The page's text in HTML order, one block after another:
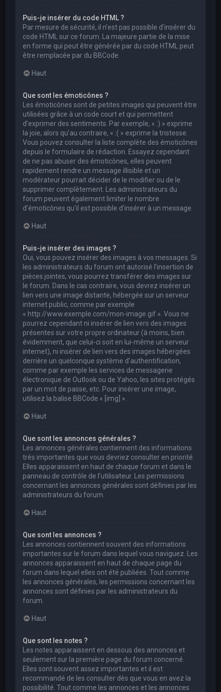
Puis-je insérer du code HTML ?
Par mesure de sécurité, il n’est pas possible d’insérer du
code HTML sur ce forum. La majeure partie de la mise
en forme qui peut être générée par du code HTML peut
être remplacée par du BBCode.
Haut
Que sont les émoticônes ?
Les émoticônes sont de petites images qui peuvent être
utilisées grâce à un code court et qui permettent
d’exprimer des sentiments. Par exemple, « :) » exprime
la joie, alors qu’au contraire, « :( » exprime la tristesse.
Vous pouvez consulter la liste complète des émoticônes
depuis le formulaire de rédaction. Essayez cependant
de ne pas abuser des émoticônes, elles peuvent
rapidement rendre un message illisible et un
modérateur pourrait décider de le modifier ou de le
supprimer complètement. Les administrateurs du
forum peuvent également limiter le nombre
d’émoticônes qu’il est possible d’insérer à un message.
Haut
Puis-je insérer des images ?
Oui, vous pouvez insérer des images à vos messages. Si
les administrateurs du forum ont autorisé l’insertion de
pièces jointes, vous pourrez transférer des images sur
le forum. Dans le cas contraire, vous devrez insérer un
lien vers une image distante, hébergée sur un serveur
internet public, comme par exemple
« http://www.exemple.com/mon-image.gif ». Vous ne
pourrez cependant ni insérer de lien vers des images
présentes sur votre propre ordinateur (à moins, bien
évidemment, que celui-ci soit en lui-même un serveur
internet), ni insérer de lien vers des images hébergées
derrière un quelconque système d’authentification,
comme par exemple les services de messagerie
électronique de Outlook ou de Yahoo, les sites protégés
par un mot de passe, etc. Pour insérer une image,
utilisez la balise BBCode « [img] ».
Haut
Que sont les annonces générales ?
Les annonces générales contiennent des informations
très importantes que vous devriez consulter en priorité.
Elles apparaissent en haut de chaque forum et dans le
panneau de contrôle de l’utilisateur. Les permissions
concernant les annonces générales sont définies par les
administrateurs du forum.
Haut
Que sont les annonces ?
Les annonces contiennent souvent des informations
importantes sur le forum dans lequel vous naviguez. Les
annonces apparaissent en haut de chaque page du
forum dans lequel elles ont été publiées. Tout comme
les annonces générales, les permissions concernant les
annonces sont définies par les administrateurs du
forum.
Haut
Que sont les notes ?
Les notes apparaissent en dessous des annonces et
seulement sur la première page du forum concerné.
Elles sont souvent assez importantes et il est
recommandé de les consulter dès que vous en avez la
possibilité. Tout comme les annonces et les annonces